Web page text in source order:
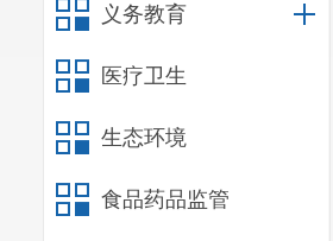
义务教育
医疗卫生
生态环境
食品药品监管